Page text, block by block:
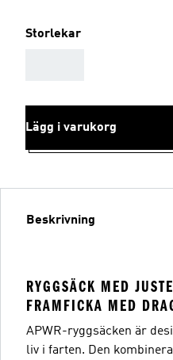
Storlekar
Lägg i varukorg
Beskrivning
RYGGSÄCK MED
FRAMFICKA MED
APWR-ryggsäcken är
liv i farten. Den